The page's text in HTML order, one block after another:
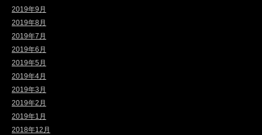
2019年9月
2019年8月
2019年7月
2019年6月
2019年5月
2019年4月
2019年3月
2019年2月
2019年1月
2018年12月